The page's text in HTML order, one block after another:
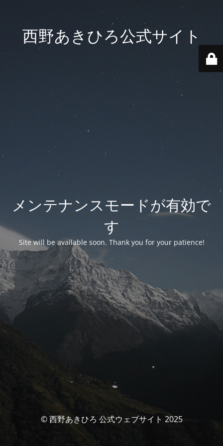
西野あきひろ公式サイト
メンテナンスモードが有効で
す
Site will be available soon. Thank you for your patience!
© 西野あきひろ 公式ウェブサイト 2025